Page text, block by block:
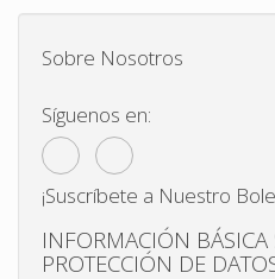
Sobre Nosotros
Síguenos en:
¡Suscríbete a Nuestro
INFORMACIÓN BÁSICA
PROTECCIÓN DE